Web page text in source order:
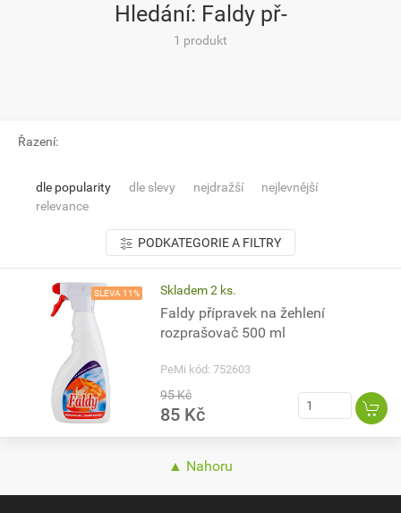
Hledání: Faldy př-
1 produkt
Řazení:
dle popularity dle slevy nejdražší
nejlevnější
relevance
PODKATEGORIE A FILTRY
SLEVA 11% Skladem 2 ks.
Faldy přípravek na žehlení
rozprašovač 500 ml
PeMi kód: 752603
95 Kč
85 Kč
▲ Nahoru